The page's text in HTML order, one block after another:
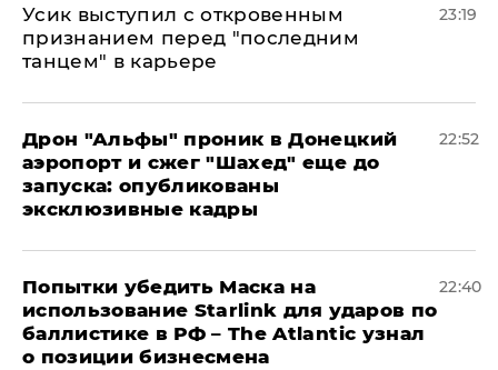
Усик выступил с откровенным
признанием перед "последним
танцем" в карьере
23:19
Дрон "Альфы" проник в Донецкий
аэропорт и сжег "Шахед" еще до
запуска: опубликованы
эксклюзивные кадры
22:52
Попытки убедить Маска на
использование Starlink для ударов по
баллистике в РФ – The Atlantic узнал
о позиции бизнесмена
22:40